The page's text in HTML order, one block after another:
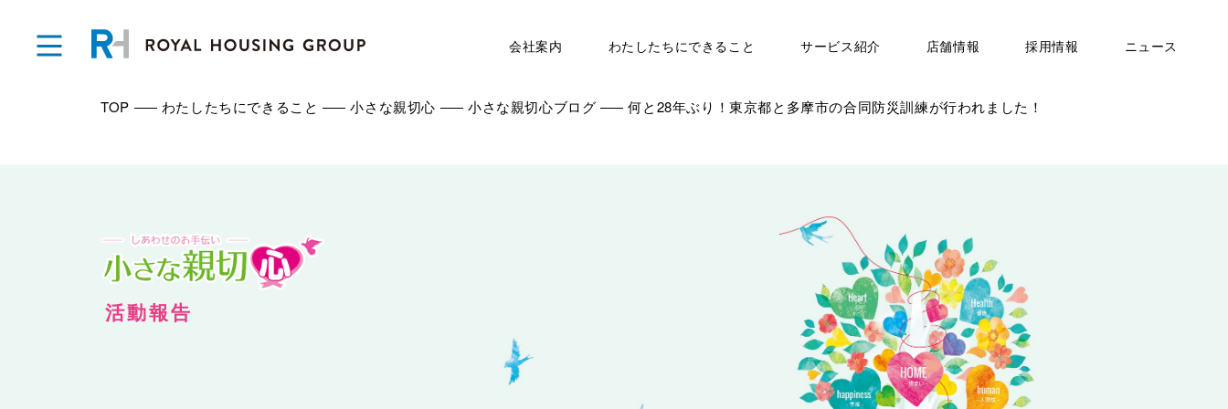
会社案内 わたしたちにできること サービス紹介 店舗情報 採用情報 ニュース
TOP わたしたちにできること 小さな親切心 小さな親切心ブログ 何と28年ぶり！東京都と多摩市の合同防災訓練が行われました！
活動報告